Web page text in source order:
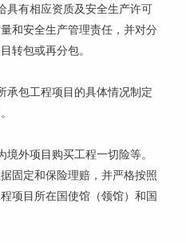
具有相应资质及安全生产许可
和安全生产管理责任，并对分
转包或再分包。
承包工程项目的具体情况制定
外项目购买工程一切险等。
固定和保险理赔，并严格按照
项目所在国使馆（领馆）和国